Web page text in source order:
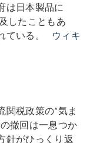
は日本製品に
したこともあ
いる。
ウィキ
税政策の“気ま
撤回は一息つか
針がひっくり返